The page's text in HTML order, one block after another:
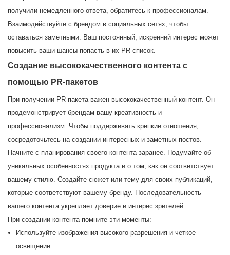
получили немедленного ответа, обратитесь к профессионалам.
Взаимодействуйте с брендом в социальных сетях, чтобы
оставаться заметными. Ваш постоянный, искренний интерес может
повысить ваши шансы попасть в их PR-список.
Создание высококачественного контента с
помощью PR-пакетов
При получении PR-пакета важен высококачественный контент. Он
продемонстрирует брендам вашу креативность и
профессионализм. Чтобы поддерживать крепкие отношения,
сосредоточьтесь на создании интересных и заметных постов.
Начните с планирования своего контента заранее. Подумайте об
уникальных особенностях продукта и о том, как он соответствует
вашему стилю. Создайте сюжет или тему для своих публикаций,
которые соответствуют вашему бренду. Последовательность
вашего контента укрепляет доверие и интерес зрителей.
При создании контента помните эти моменты:
Используйте изображения высокого разрешения и четкое
освещение.